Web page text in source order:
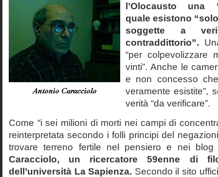
l’Olocausto una
quale esistono
soggette a
contraddittorio”.
“per colpevolizzare
vinti”. Anche le
e non concesso
veramente esistite”,
verità “da verificare”.
Come “i sei milioni di morti nei campi di
reinterpretata secondo i folli principi del
trovare terreno fertile nel pensiero e nei
Caracciolo, un ricercatore 59enne di
dell’università La Sapienza. Secondo il sito